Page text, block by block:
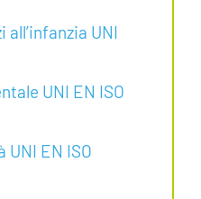
UNI
UNI EN ISO
EN ISO